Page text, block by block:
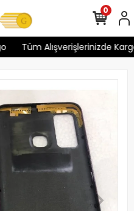
Tüm Alışverişlerinizde
0